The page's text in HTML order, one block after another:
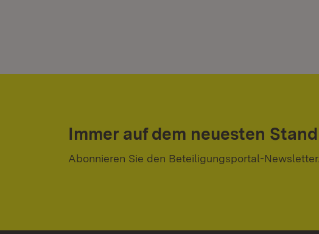
Immer auf dem neuesten Stand
Abonnieren Sie den Beteiligungsportal-Newsletter.